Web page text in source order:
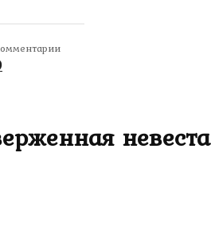
невеста